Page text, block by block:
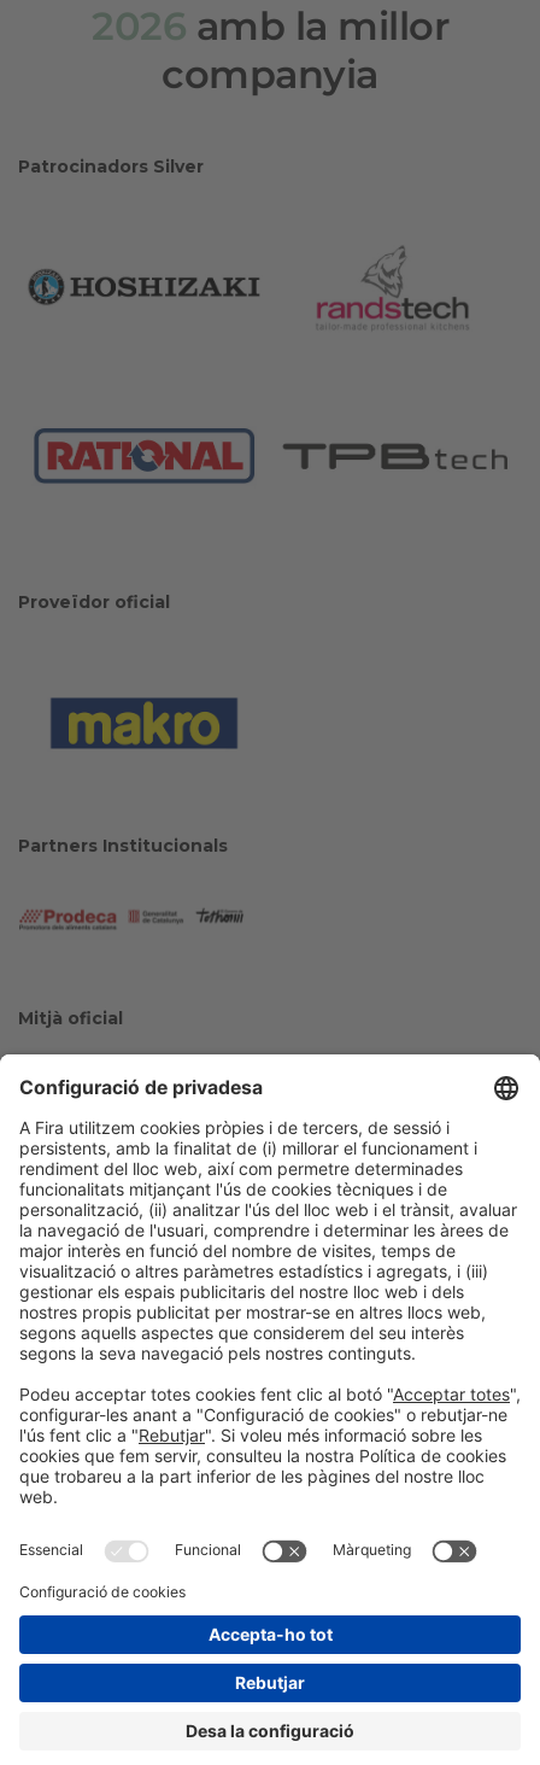
2026 amb la millor
companyia
Patrocinadors Silver
Proveïdor oficial
Partners Institucionals
Mitjà oficial
Col·laboradors